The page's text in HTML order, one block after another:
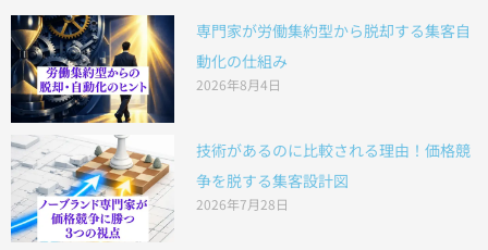
専門家が労働集約型から脱却する集客自
動化の仕組み
2026年8月4日
技術があるのに比較される理由！価格競
争を脱する集客設計図
2026年7月28日